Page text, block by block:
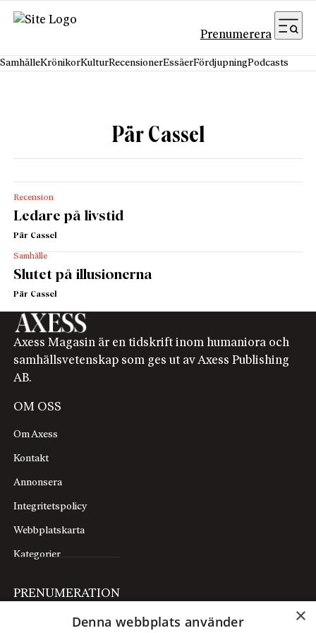
Hoppa till innehåll
Prenumerera
SamhälleKrönikorKulturRecensionerEssäerFördjupningPodcasts
Pär Cassel
Recension
Ledare på livstid
Pär Cassel
Samhälle
Slutet på illusionerna
Pär Cassel
Axess Magasin är en tidskrift inom humaniora och
samhällsvetenskap som ges ut av Axess Publishing
AB.
OM OSS
Om Axess
Kontakt
Annonsera
Integritetspolicy
Webbplatskarta
Kategorier
PRENUMERATION
×
Denna webbplats använder